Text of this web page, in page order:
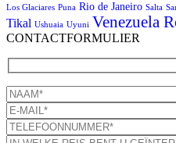
Los Glaciares Puna Rio de Janeiro Salta
Tikal Ushuaia Uyuni Venezuela
CONTACTFORMULIER